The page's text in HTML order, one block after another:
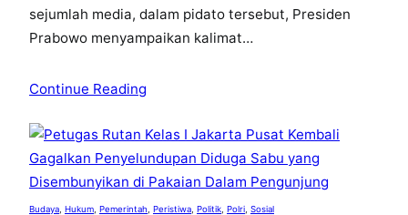
sejumlah media, dalam pidato tersebut, Presiden
Prabowo menyampaikan kalimat…
Continue Reading
Budaya Hukum Pemerintah Peristiwa Politik Polri Sosial